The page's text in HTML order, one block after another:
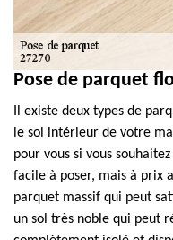
Pose de parquet
Il existe deux types de
le sol intérieur de votre
pour vous si vous
facile à poser, mais à prix
parquet massif qui peut
un sol très noble qui peut